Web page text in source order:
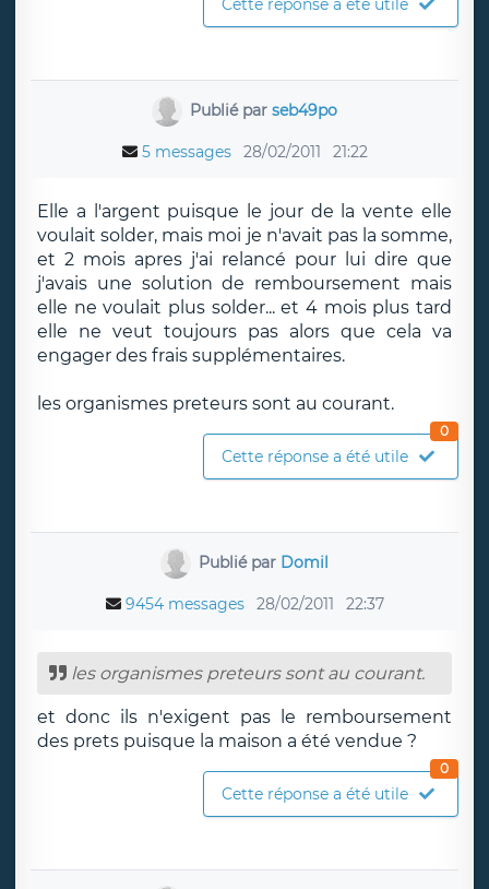
Cette réponse a été utile
Publié parseb49po
5 messages 28/02/2011 21:22
Elle a l'argent puisque le jour de la vente elle
voulait solder, mais moi je n'avait pas la somme,
et 2 mois apres j'ai relancé pour lui dire que
j'avais une solution de remboursement mais
elle ne voulait plus solder... et 4 mois plus tard
elle ne veut toujours pas alors que cela va
engager des frais supplémentaires.
les organismes preteurs sont au courant.
Cette réponse a été utile
0
Publié par Domil
9454 messages 28/02/2011 22:37
les organismes preteurs sont au courant.
et donc ils n'exigent pas le remboursement
des prets puisque la maison a été vendue ?
Cette réponse a été utile
0